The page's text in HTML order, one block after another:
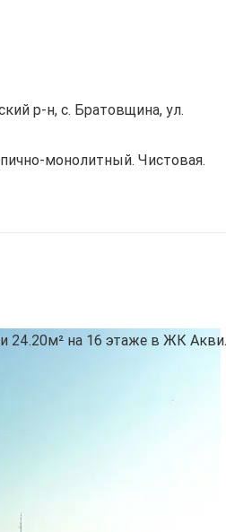
р-н, с. Братовщина, ул.
монолитный. Чистовая.